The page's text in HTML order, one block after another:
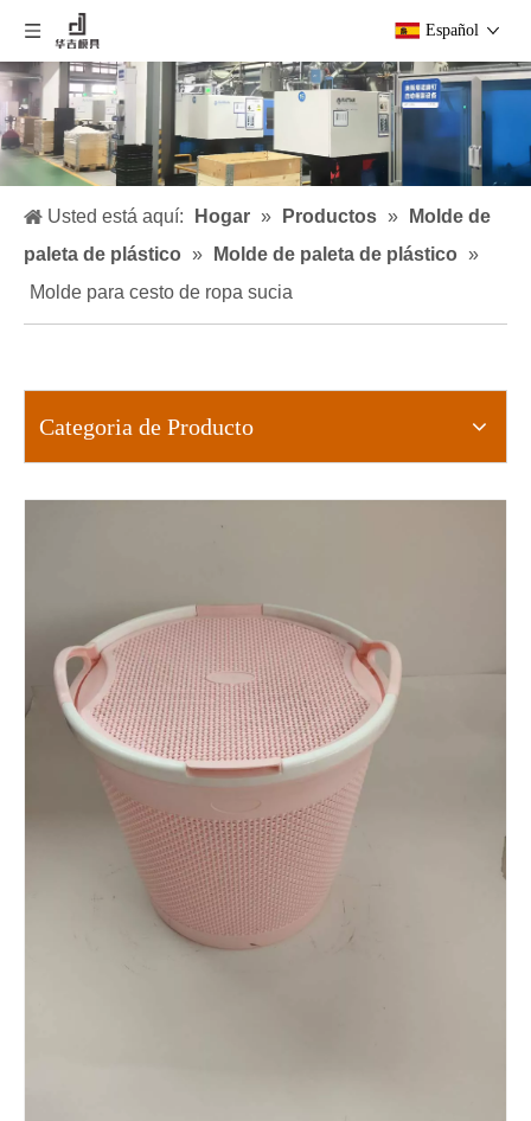
Español
Usted está aquí: Hogar » Productos »
Molde de
paleta de plástico » Molde de paleta de plástico »
Molde para cesto de ropa sucia
Categoria de Producto